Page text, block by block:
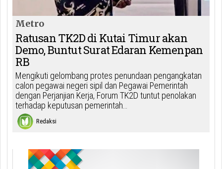
Metro
Ratusan TK2D di Kutai Timur akan
Demo, Buntut Surat Edaran Kemenpan
RB
Mengikuti gelombang protes penundaan pengangkatan
calon pegawai negeri sipil dan Pegawai Pemerintah
dengan Perjanjian Kerja, Forum TK2D tuntut penolakan
terhadap keputusan pemerintah…
Redaksi